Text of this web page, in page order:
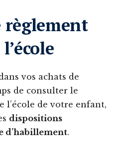
règlement
vos achats de
de consulter le
de votre enfant,
dispositions
d’habillement.